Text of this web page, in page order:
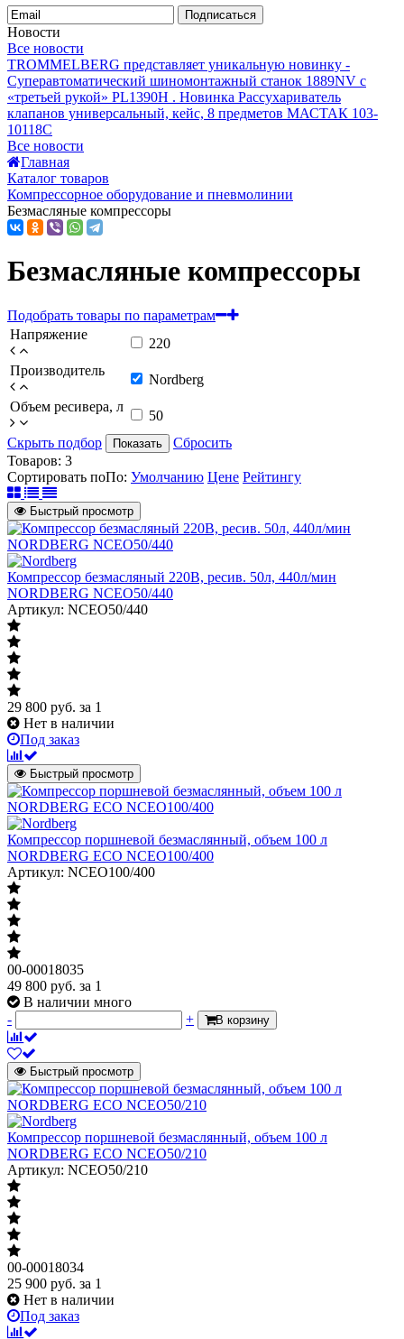
Подписаться
Новости
Все новости
TROMMELBERG представляет уникальную новинку -
Суперавтоматический шиномонтажный станок 1889NV с
«третьей рукой» PL1390H . Новинка Рассухариватель
клапанов универсальный, кейс, 8 предметов МАСТАК 103-
10118C
Все новости
Главная
Каталог товаров
Компрессорное оборудование и пневмолинии
Безмасляные компрессоры
Безмасляные компрессоры
Подобрать товары по параметрам
Напряжение
220
Производитель
Nordberg
Объем ресивера, л
50
Скрыть подбор
Показать
Сбросить
Товаров: 3
Сортировать поПо: Умолчанию Цене Рейтингу
Быстрый просмотр
Компрессор безмасляный 220В, ресив. 50л, 440л/мин
NORDBERG NCEO50/440
Артикул: NCEO50/440
29 800 руб. за 1
Нет в наличии
Под заказ
Быстрый просмотр
Компрессор поршневой безмаслянный, объем 100 л
NORDBERG ECO NCEO100/400
Артикул: NCEO100/400
00-00018035
49 800 руб. за 1
В наличии много
-
+ В корзину
Быстрый просмотр
Компрессор поршневой безмаслянный, объем 100 л
NORDBERG ECO NCEO50/210
Артикул: NCEO50/210
00-00018034
25 900 руб. за 1
Нет в наличии
Под заказ